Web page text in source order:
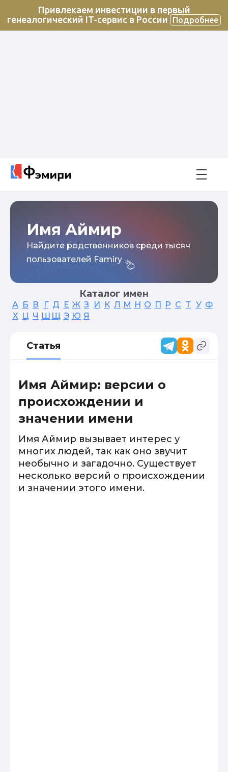
Привлекаем инвестиции в первый
генеалогический IT-сервис в России
Подробнее
Имя Аймир
Найдите родственников среди тысяч
пользователей Famiry
Каталог имен
А Б В Г Д Е Ж З И К Л М Н О П Р С Т У Ф
Х Ц Ч Ш Щ Э Ю Я
Статья
Имя Аймир: версии о
происхождении и
значении имени
Имя Аймир вызывает интерес у
многих людей, так как оно звучит
необычно и загадочно. Существует
несколько версий о происхождении
и значении этого имени.